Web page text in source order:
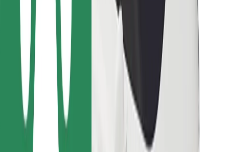
Para repartidores
Bolt Food
Para propietarios de flota
Para restaurantes
Bolt para empresas
Otros
Proveedores
Términos y Condiciones